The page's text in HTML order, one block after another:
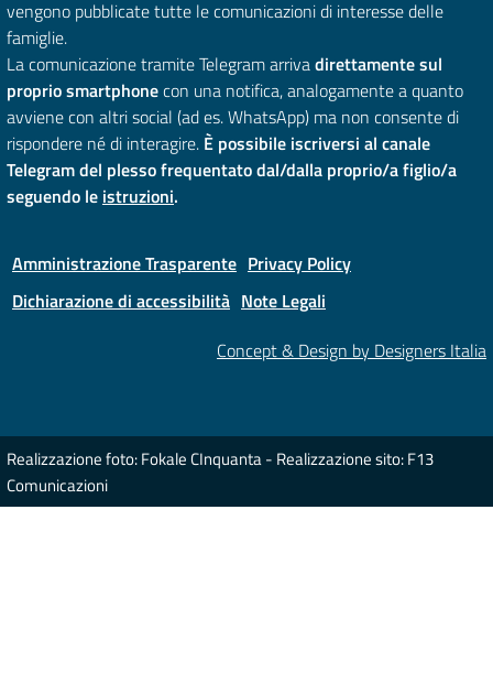
vengono pubblicate tutte le comunicazioni di interesse delle
famiglie.
La comunicazione tramite Telegram arrivadirettamente sul
proprio smartphonecon una notifica, analogamente a quanto
avviene con altri social (ad es. WhatsApp) ma non consente di
rispondere né di interagire. È possibile iscriversi al canale
Telegram del plesso frequentato dal/dalla proprio/a figlio/a
seguendo le istruzioni.
Amministrazione Trasparente Privacy Policy
Dichiarazione di accessibilità Note Legali
Concept & Design by Designers Italia
Realizzazione foto: Fokale CInquanta - Realizzazione sito: F13
Comunicazioni